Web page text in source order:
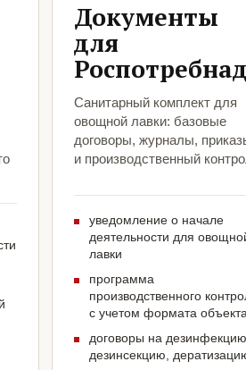
Документы
для
Санитарный комплект для
овощной лавки: базовые
договоры, журналы,
и производственный
уведомление о начале
деятельности для
лавки
программа
производственного
с учетом формата
договоры на
дезинсекцию,